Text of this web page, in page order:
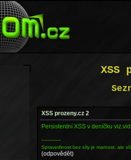
XSS
XSS prozeny.cz 2
Persistentní XSS v deníčku
----------
Spravedlnost bez síly je marnost, ale
(odpovědět)